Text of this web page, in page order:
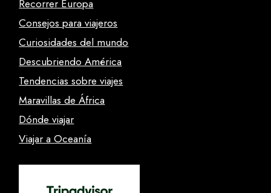
Recorrer Europa
Consejos para viajeros
Curiosidades del mundo
Descubriendo América
Tendencias sobre viajes
Maravillas de África
Dónde viajar
Viajar a Oceanía